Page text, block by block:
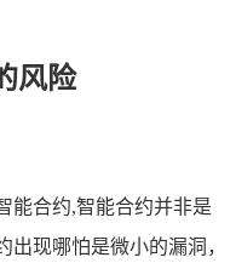
风险
能合约,智能合约并非是
现哪怕是微小的漏洞，